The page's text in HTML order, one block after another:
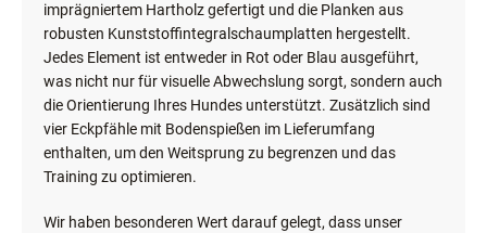
imprägniertem Hartholz gefertigt und die Planken aus
robusten Kunststoffintegralschaumplatten hergestellt.
Jedes Element ist entweder in Rot oder Blau ausgeführt,
was nicht nur für visuelle Abwechslung sorgt, sondern auch
die Orientierung Ihres Hundes unterstützt. Zusätzlich sind
vier Eckpfähle mit Bodenspießen im Lieferumfang
enthalten, um den Weitsprung zu begrenzen und das
Training zu optimieren.
Wir haben besonderen Wert darauf gelegt, dass unser